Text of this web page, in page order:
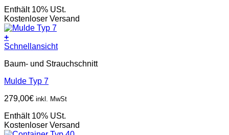
Enthält 10% USt.
Kostenloser Versand
+
Schnellansicht
Baum- und Strauchschnitt
Mulde Typ 7
279,00€ inkl. MwSt
Enthält 10% USt.
Kostenloser Versand